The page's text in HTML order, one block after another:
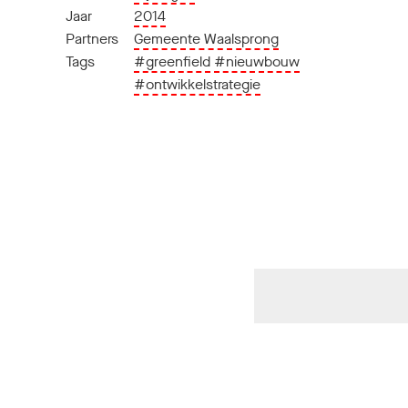
Jaar
2014
Partners
Gemeente Waalsprong
Tags
#greenfield #nieuwbouw
#ontwikkelstrategie